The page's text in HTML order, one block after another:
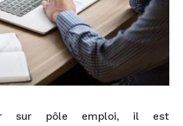
sur pôle emploi, il est